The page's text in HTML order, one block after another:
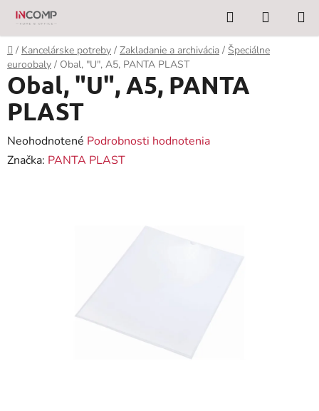
Prejsť
obsah
Hľadať
KOŠÍK
Domov
/ Kancelárske potreby / Zakladanie a archivácia / Špeciálne
euroobaly / Obal, "U", A5, PANTA PLAST
Obal, "U", A5, PANTA
PLAST
Priemerné
hodnotenie
Neohodnotené Podrobnosti hodnotenia
Značka: PANTA PLAST